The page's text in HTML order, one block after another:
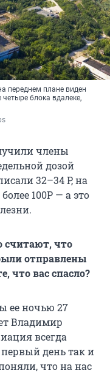
переднем плане виден
блока вдалеке,
члены
дозой
32–34 Р, на
100Р — а это
считают, что
отправлены
что вас спасло?
ее ночью 27
Владимир
всегда
день так и
что на нас